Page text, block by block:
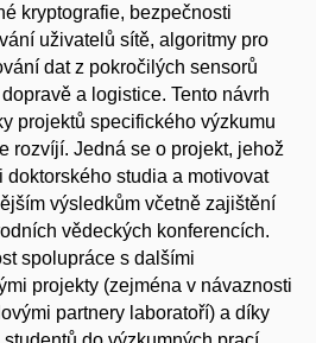
kryptografie, bezpečnosti
uživatelů sítě, algoritmy pro
dat z pokročilých sensorů
a logistice. Tento návrh
projektů specifického výzkumu
rozvíjí. Jedná se o projekt, jehož
studia a motivovat
výsledkům včetně zajištění
vědeckých konferencích.
spolupráce s dalšími
projekty (zejména v návaznosti
partnery laboratoří) a díky